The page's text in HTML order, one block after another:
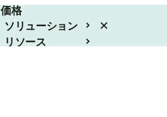
価格
ソリューション
リソース